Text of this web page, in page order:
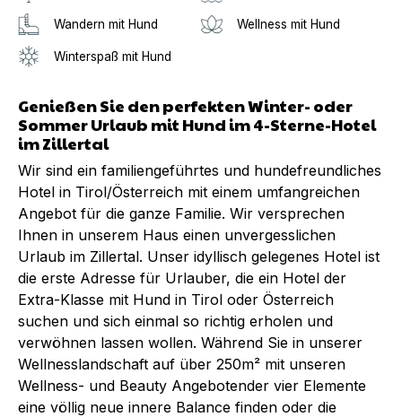
Wandern mit Hund Wellness mit Hund
Winterspaß mit Hund
Genießen Sie den perfekten Winter- oder
Sommer Urlaub mit Hund im 4-Sterne-Hotel
im Zillertal
Wir sind ein familiengeführtes und hundefreundliches
Hotel in Tirol/Österreich mit einem umfangreichen
Angebot für die ganze Familie. Wir versprechen
Ihnen in unserem Haus einen unvergesslichen
Urlaub im Zillertal. Unser idyllisch gelegenes Hotel ist
die erste Adresse für Urlauber, die ein Hotel der
Extra-Klasse mit Hund in Tirol oder Österreich
suchen und sich einmal so richtig erholen und
verwöhnen lassen wollen. Während Sie in unserer
Wellnesslandschaft auf über 250m² mit unseren
Wellness- und Beauty Angebotender vier Elemente
eine völlig neue innere Balance finden oder die